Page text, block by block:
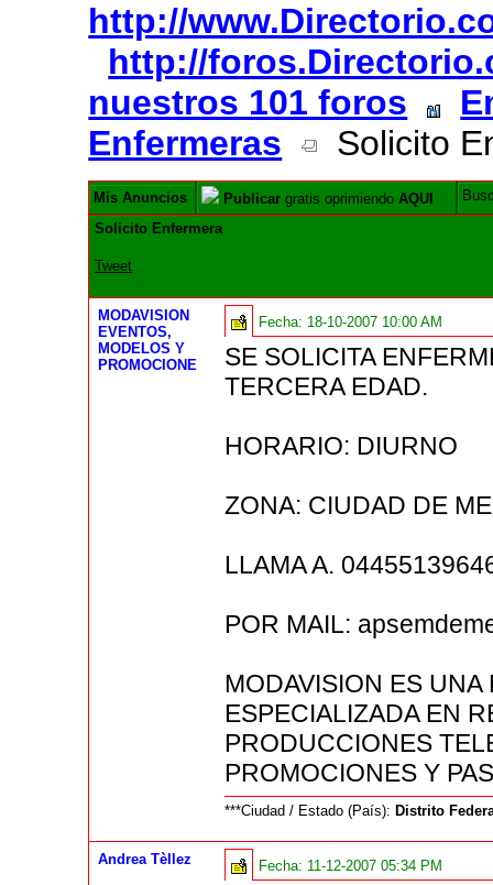
http://
http://
nuestros 101 foros
Enfermeras
Solicito
Mis Anuncios Publicar gratis oprimiendoAQUI
Solicito Enfermera
Tweet
MODAVISION
EVENTOS,
MODELOS Y
PROMOCIONE
Fecha: 18-10-2007 10:00 AM
SE SOLICITA
TERCERA EDAD.
HORARIO: DIURNO
ZONA: CIUDAD DE
LLAMA A.
POR MAIL:
MODAVISION ES
ESPECIALIZADA EN
PRODUCCIONES
PROMOCIONES Y
***Ciudad / Estado (País): Distrito
Andrea Tèllez Fecha: 11-12-2007 05:34 PM